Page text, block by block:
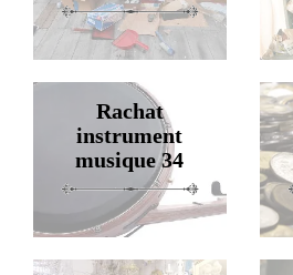
Rachat
instrument
musique 34